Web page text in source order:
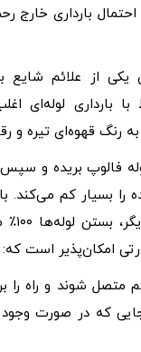
بارداری خارج
یکی از علائم شایع
بارداری لوله‌ای
قهوه‌ای تیره و
فالوپ بریده و
را بسیار کم می‌کند.
روش
امکان‌پذیر است که:
متصل شوند و راه را
که در صورت وجود